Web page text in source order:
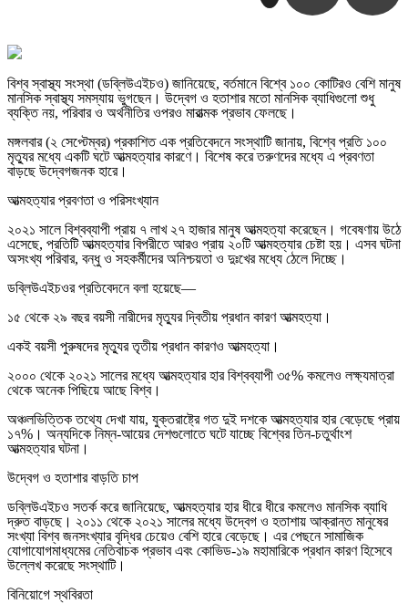
বিশ্ব স্বাস্থ্য সংস্থা (ডব্লিউএইচও) জানিয়েছে, বর্তমানে বিশ্বে ১০০ কোটিরও বেশি মানুষ
মানসিক স্বাস্থ্য সমস্যায় ভুগছেন। উদ্বেগ ও হতাশার মতো মানসিক ব্যাধিগুলো শুধু
ব্যক্তি নয়, পরিবার ও অর্থনীতির ওপরও মারাত্মক প্রভাব ফেলছে।
মঙ্গলবার (২ সেপ্টেম্বর) প্রকাশিত এক প্রতিবেদনে সংস্থাটি জানায়, বিশ্বে প্রতি ১০০
মৃত্যুর মধ্যে একটি ঘটে আত্মহত্যার কারণে। বিশেষ করে তরুণদের মধ্যে এ প্রবণতা
বাড়ছে উদ্বেগজনক হারে।
আত্মহত্যার প্রবণতা ও পরিসংখ্যান
২০২১ সালে বিশ্বব্যাপী প্রায় ৭ লাখ ২৭ হাজার মানুষ আত্মহত্যা করেছেন। গবেষণায় উঠে
এসেছে, প্রতিটি আত্মহত্যার বিপরীতে আরও প্রায় ২০টি আত্মহত্যার চেষ্টা হয়। এসব ঘটনা
অসংখ্য পরিবার, বন্ধু ও সহকর্মীদের অনিশ্চয়তা ও দুঃখের মধ্যে ঠেলে দিচ্ছে।
ডব্লিউএইচওর প্রতিবেদনে বলা হয়েছে—
১৫ থেকে ২৯ বছর বয়সী নারীদের মৃত্যুর দ্বিতীয় প্রধান কারণ আত্মহত্যা।
একই বয়সী পুরুষদের মৃত্যুর তৃতীয় প্রধান কারণও আত্মহত্যা।
২০০০ থেকে ২০২১ সালের মধ্যে আত্মহত্যার হার বিশ্বব্যাপী ৩৫% কমলেও লক্ষ্যমাত্রা
থেকে অনেক পিছিয়ে আছে বিশ্ব।
অঞ্চলভিত্তিক তথ্যে দেখা যায়, যুক্তরাষ্ট্রে গত দুই দশকে আত্মহত্যার হার বেড়েছে প্রায়
১৭%। অন্যদিকে নিম্ন-আয়ের দেশগুলোতে ঘটে যাচ্ছে বিশ্বের তিন-চতুর্থাংশ
আত্মহত্যার ঘটনা।
উদ্বেগ ও হতাশার বাড়তি চাপ
ডব্লিউএইচও সতর্ক করে জানিয়েছে, আত্মহত্যার হার ধীরে ধীরে কমলেও মানসিক ব্যাধি
দ্রুত বাড়ছে। ২০১১ থেকে ২০২১ সালের মধ্যে উদ্বেগ ও হতাশায় আক্রান্ত মানুষের
সংখ্যা বিশ্ব জনসংখ্যার বৃদ্ধির চেয়েও বেশি হারে বেড়েছে। এর পেছনে সামাজিক
যোগাযোগমাধ্যমের নেতিবাচক প্রভাব এবং কোভিড-১৯ মহামারিকে প্রধান কারণ হিসেবে
উল্লেখ করেছে সংস্থাটি।
বিনিয়োগে স্থবিরতা